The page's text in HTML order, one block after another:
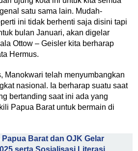
satu sama lain. Mudah-
ini tidak berhenti saja disini tapi
bulan Januari, akan digelar
Ottow – Geisler kita berharap
Hermus.
Manokwari telah menyumbangkan
nasional. Ia berharap suatu saat
bertanding saat ini ada yang
Papua Barat untuk bermain di
Papua Barat dan OJK Gelar
serta Sosialisasi Literasi